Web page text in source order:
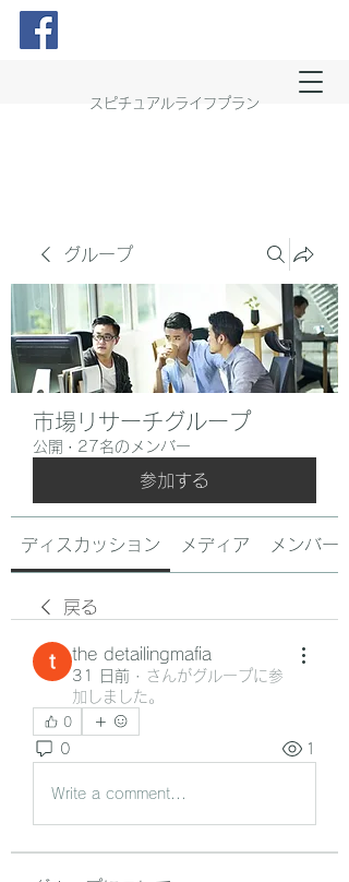
スピチュアルライフプラン
グループ
市場リサーチグループ
公開 · 27名のメンバー
参加する
ディスカッション メディア メンバー
戻る
the detailingmafia
31 日前 · さんがグループに参
加しました。
0
0 1
Write a comment...